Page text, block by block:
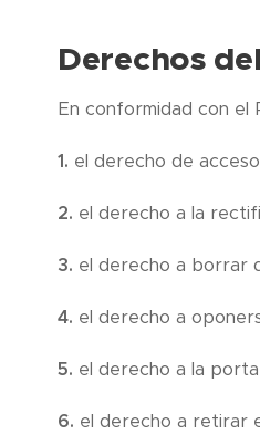
Derechos
En conformidad con el
1. el derecho de
2. el derecho a la
3. el derecho a borrar
4. el derecho a
5. el derecho a la
6. el derecho a retirar